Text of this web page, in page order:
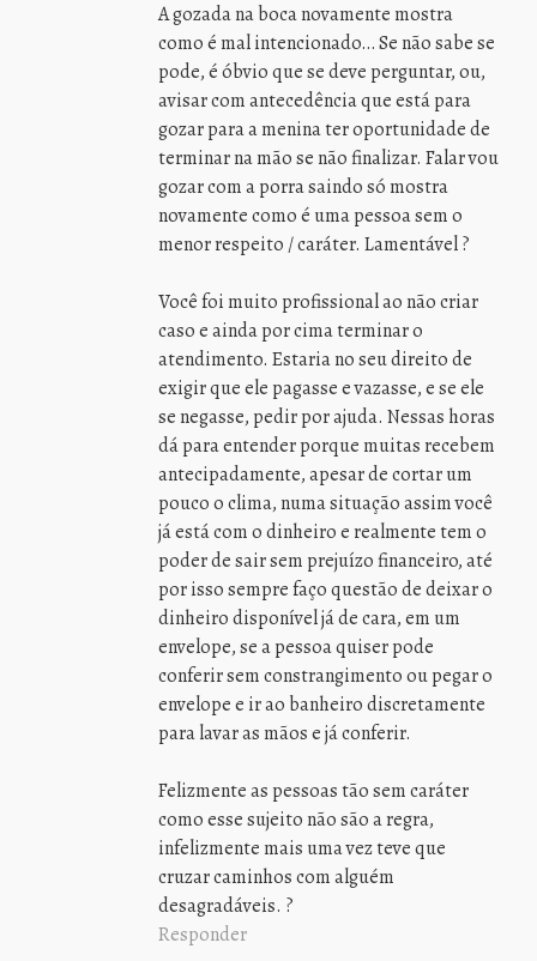
A gozada na boca novamente mostra
como é mal intencionado… Se não sabe se
pode, é óbvio que se deve perguntar, ou,
avisar com antecedência que está para
gozar para a menina ter oportunidade de
terminar na mão se não finalizar. Falar vou
gozar com a porra saindo só mostra
novamente como é uma pessoa sem o
menor respeito / caráter. Lamentável ?
Você foi muito profissional ao não criar
caso e ainda por cima terminar o
atendimento. Estaria no seu direito de
exigir que ele pagasse e vazasse, e se ele
se negasse, pedir por ajuda. Nessas horas
dá para entender porque muitas recebem
antecipadamente, apesar de cortar um
pouco o clima, numa situação assim você
já está com o dinheiro e realmente tem o
poder de sair sem prejuízo financeiro, até
por isso sempre faço questão de deixar o
dinheiro disponível já de cara, em um
envelope, se a pessoa quiser pode
conferir sem constrangimento ou pegar o
envelope e ir ao banheiro discretamente
para lavar as mãos e já conferir.
Felizmente as pessoas tão sem caráter
como esse sujeito não são a regra,
infelizmente mais uma vez teve que
cruzar caminhos com alguém
desagradáveis. ?
Responder